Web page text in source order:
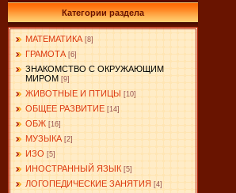
Категории раздела
МАТЕМАТИКА [8]
ГРАМОТА [6]
ЗНАКОМСТВО С ОКРУЖАЮЩИМ
МИРОМ [9]
ЖИВОТНЫЕ И ПТИЦЫ [10]
ОБЩЕЕ РАЗВИТИЕ [14]
ОБЖ [16]
МУЗЫКА [2]
ИЗО [5]
ИНОСТРАННЫЙ ЯЗЫК [5]
ЛОГОПЕДИЧЕСКИЕ ЗАНЯТИЯ [4]